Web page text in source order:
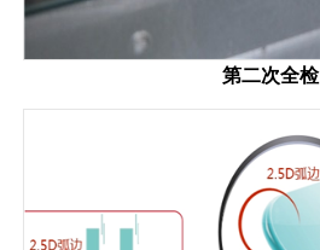
第二次全检